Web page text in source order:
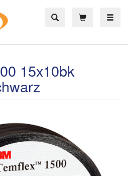
15x10bk